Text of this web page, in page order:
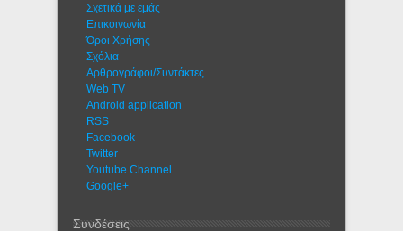
Σχετικά με εμάς
Eπικοινωνία
Όροι Χρήσης
Σχόλια
Αρθρογράφοι/Συντάκτες
Web TV
Android application
RSS
Facebook
Twitter
Youtube Channel
Google+
Συνδέσεις